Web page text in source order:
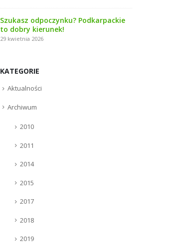
Szukasz odpoczynku? Podkarpackie
to dobry kierunek!
29 kwietnia 2026
KATEGORIE
Aktualności
Archiwum
2010
2011
2014
2015
2017
2018
2019